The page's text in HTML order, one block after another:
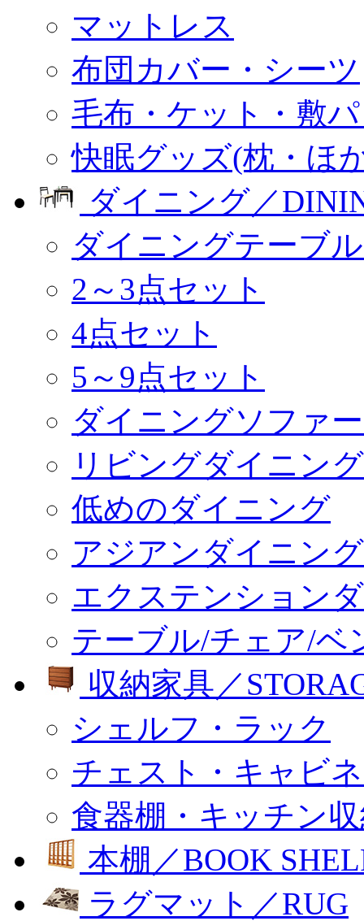
マットレス
布団カバー・シーツ
毛布・ケット・敷
快眠グッズ(枕・ほ
ダイニング／
ダイニングテーブ
2～3点セット
4点セット
5～9点セット
ダイニングソファ
リビングダイニン
低めのダイニング
アジアンダイニング
エクステンション
テーブル/チェア/ベ
収納家具／
シェルフ・ラック
チェスト・キャビ
食器棚・キッチン
本棚／BOOK
ラグマット／RUG